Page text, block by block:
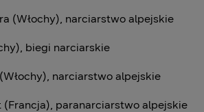
(Włochy), narciarstwo alpejskie
biegi narciarskie
narciarstwo alpejskie
(Francja), paranarciarstwo alpejskie